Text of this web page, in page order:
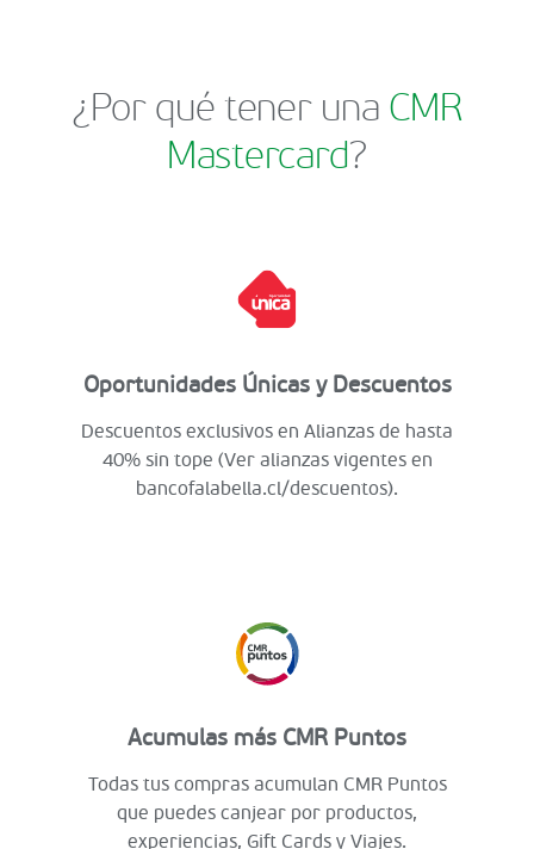
¿Por qué tener una CMR
Mastercard?
Oportunidades Únicas y Descuentos
Descuentos exclusivos en Alianzas de hasta
40% sin tope (Ver alianzas vigentes en
bancofalabella.cl/descuentos).
Acumulas más CMR Puntos
Todas tus compras acumulan CMR Puntos
que puedes canjear por productos,
experiencias, Gift Cards y Viajes.